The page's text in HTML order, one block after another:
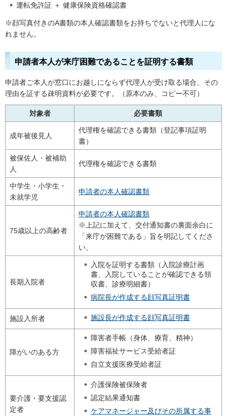
運転免許証 ＋ 健康保険資格確認書
※顔写真付きのA書類の本人確認書類をお持ちでないと代理人にな
れません。
申請者本人が来庁困難であることを証明する書類
申請者ご本人が窓口にお越しにならず代理人が受け取る場合、その
理由を証する疎明資料が必要です。（原本のみ、コピー不可）
対象者 必要書類
成年被後見人
代理権を確認できる書類（登記事項証明
書）
被保佐人・被補助
人
代理権を確認できる書類
中学生・小学生・
未就学児
申請者の本人確認書類
75歳以上の高齢者
申請者の本人確認書類
※上記に加えて、交付通知書の裏面余白に
「来庁が困難である」旨を明記してくださ
い。
長期入院者
入院を証明する書類（入院診療計画
書、入院していることが確認できる領
収書、診療明細書）
病院長が作成する顔写真証明書
施設入所者 施設長が作成する顔写真証明書
障がいのある方
障害者手帳（身体、療育、精神）
障害福祉サービス受給者証
自立支援医療受給者証
要介護・要支援認
定者
介護保険被保険者
認定結果通知書
ケアマネージャー及びその所属する事